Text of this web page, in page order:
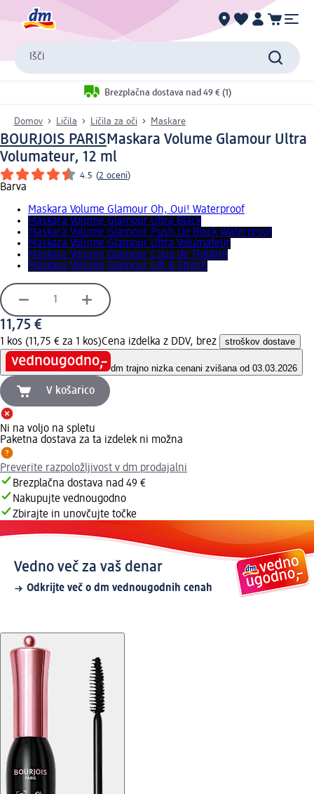
Išči
Brezplačna dostava nad 49 € (1)
Domov Ličila Ličila za oči Maskare
BOURJOIS PARISMaskara Volume Glamour Ultra
Volumateur, 12 ml
4.5 (2 oceni)
Barva
Maskara Volume Glamour Oh, Oui! Waterproof
Maskara Volume Glamour Ultra Black
Maskara Volume Glamour Push Up Black Waterproof
Maskara Volume Glamour Ultra Volumateur
Maskara Volume Glamour Coup de Théâtre
Maskara Volume Glamour Lift & Strech
11,75 €
1 kos (11,75 € za 1 kos)Cena izdelka z DDV, brez stroškov dostave
dm trajno nizka cenani zvišana od 03.03.2026
V košarico
Ni na voljo na spletu
Paketna dostava za ta izdelek ni možna
Preverite razpoložljivost v dm prodajalni
Brezplačna dostava nad 49 €
Nakupujte vednougodno
Zbirajte in unovčujte točke
Vedno več za vaš denar
Odkrijte več o dm vednougodnih cenah